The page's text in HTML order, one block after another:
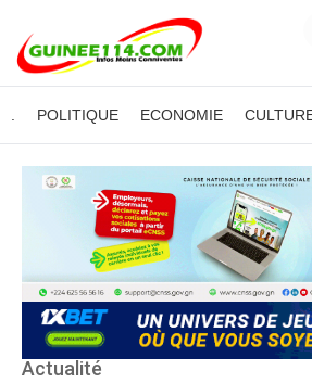
POLITIQUE ECONOMIE
Actualité